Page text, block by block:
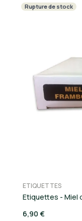
Rupture de stock
ETIQUETTES
Etiquettes - Miel
6,90 €